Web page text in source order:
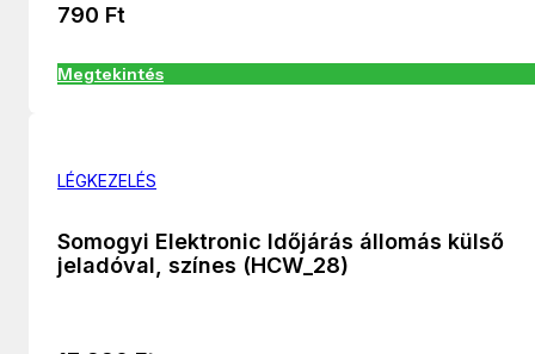
790 Ft
Megtekintés
LÉGKEZELÉS
Somogyi Elektronic Időjárás állomás külső
jeladóval, színes (HCW_28)